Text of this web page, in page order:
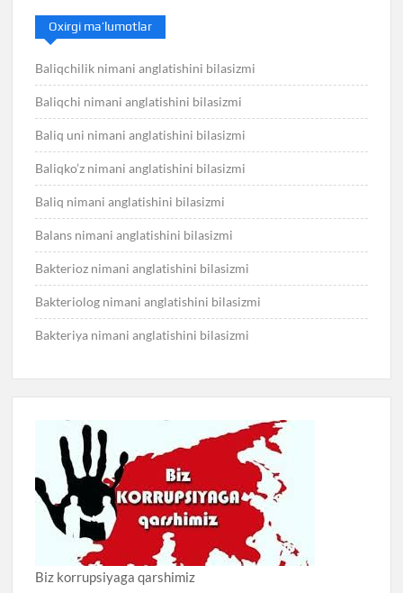
Oxirgi ma’lumotlar
Baliqchilik nimani anglatishini bilasizmi
Baliqchi nimani anglatishini bilasizmi
Baliq uni nimani anglatishini bilasizmi
Baliqko’z nimani anglatishini bilasizmi
Baliq nimani anglatishini bilasizmi
Balans nimani anglatishini bilasizmi
Bakterioz nimani anglatishini bilasizmi
Bakteriolog nimani anglatishini bilasizmi
Bakteriya nimani anglatishini bilasizmi
Biz korrupsiyaga qarshimiz